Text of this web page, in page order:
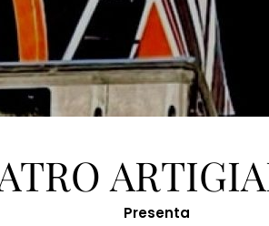
Presenta